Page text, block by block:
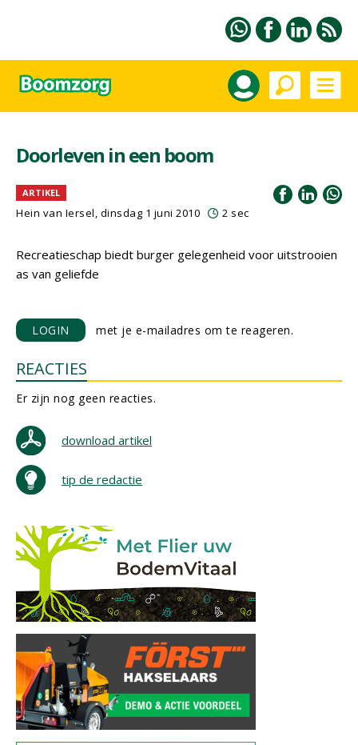
Doorleven in een boom
ARTIKEL
Hein van Iersel, dinsdag 1 juni 2010 2 sec
Recreatieschap biedt burger gelegenheid voor uitstrooien
as van geliefde
LOGIN met je e-mailadres om te reageren.
REACTIES
Er zijn nog geen reacties.
download artikel
tip de redactie